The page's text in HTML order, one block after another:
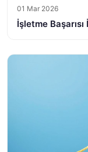
01 Mar 2026
İşletme